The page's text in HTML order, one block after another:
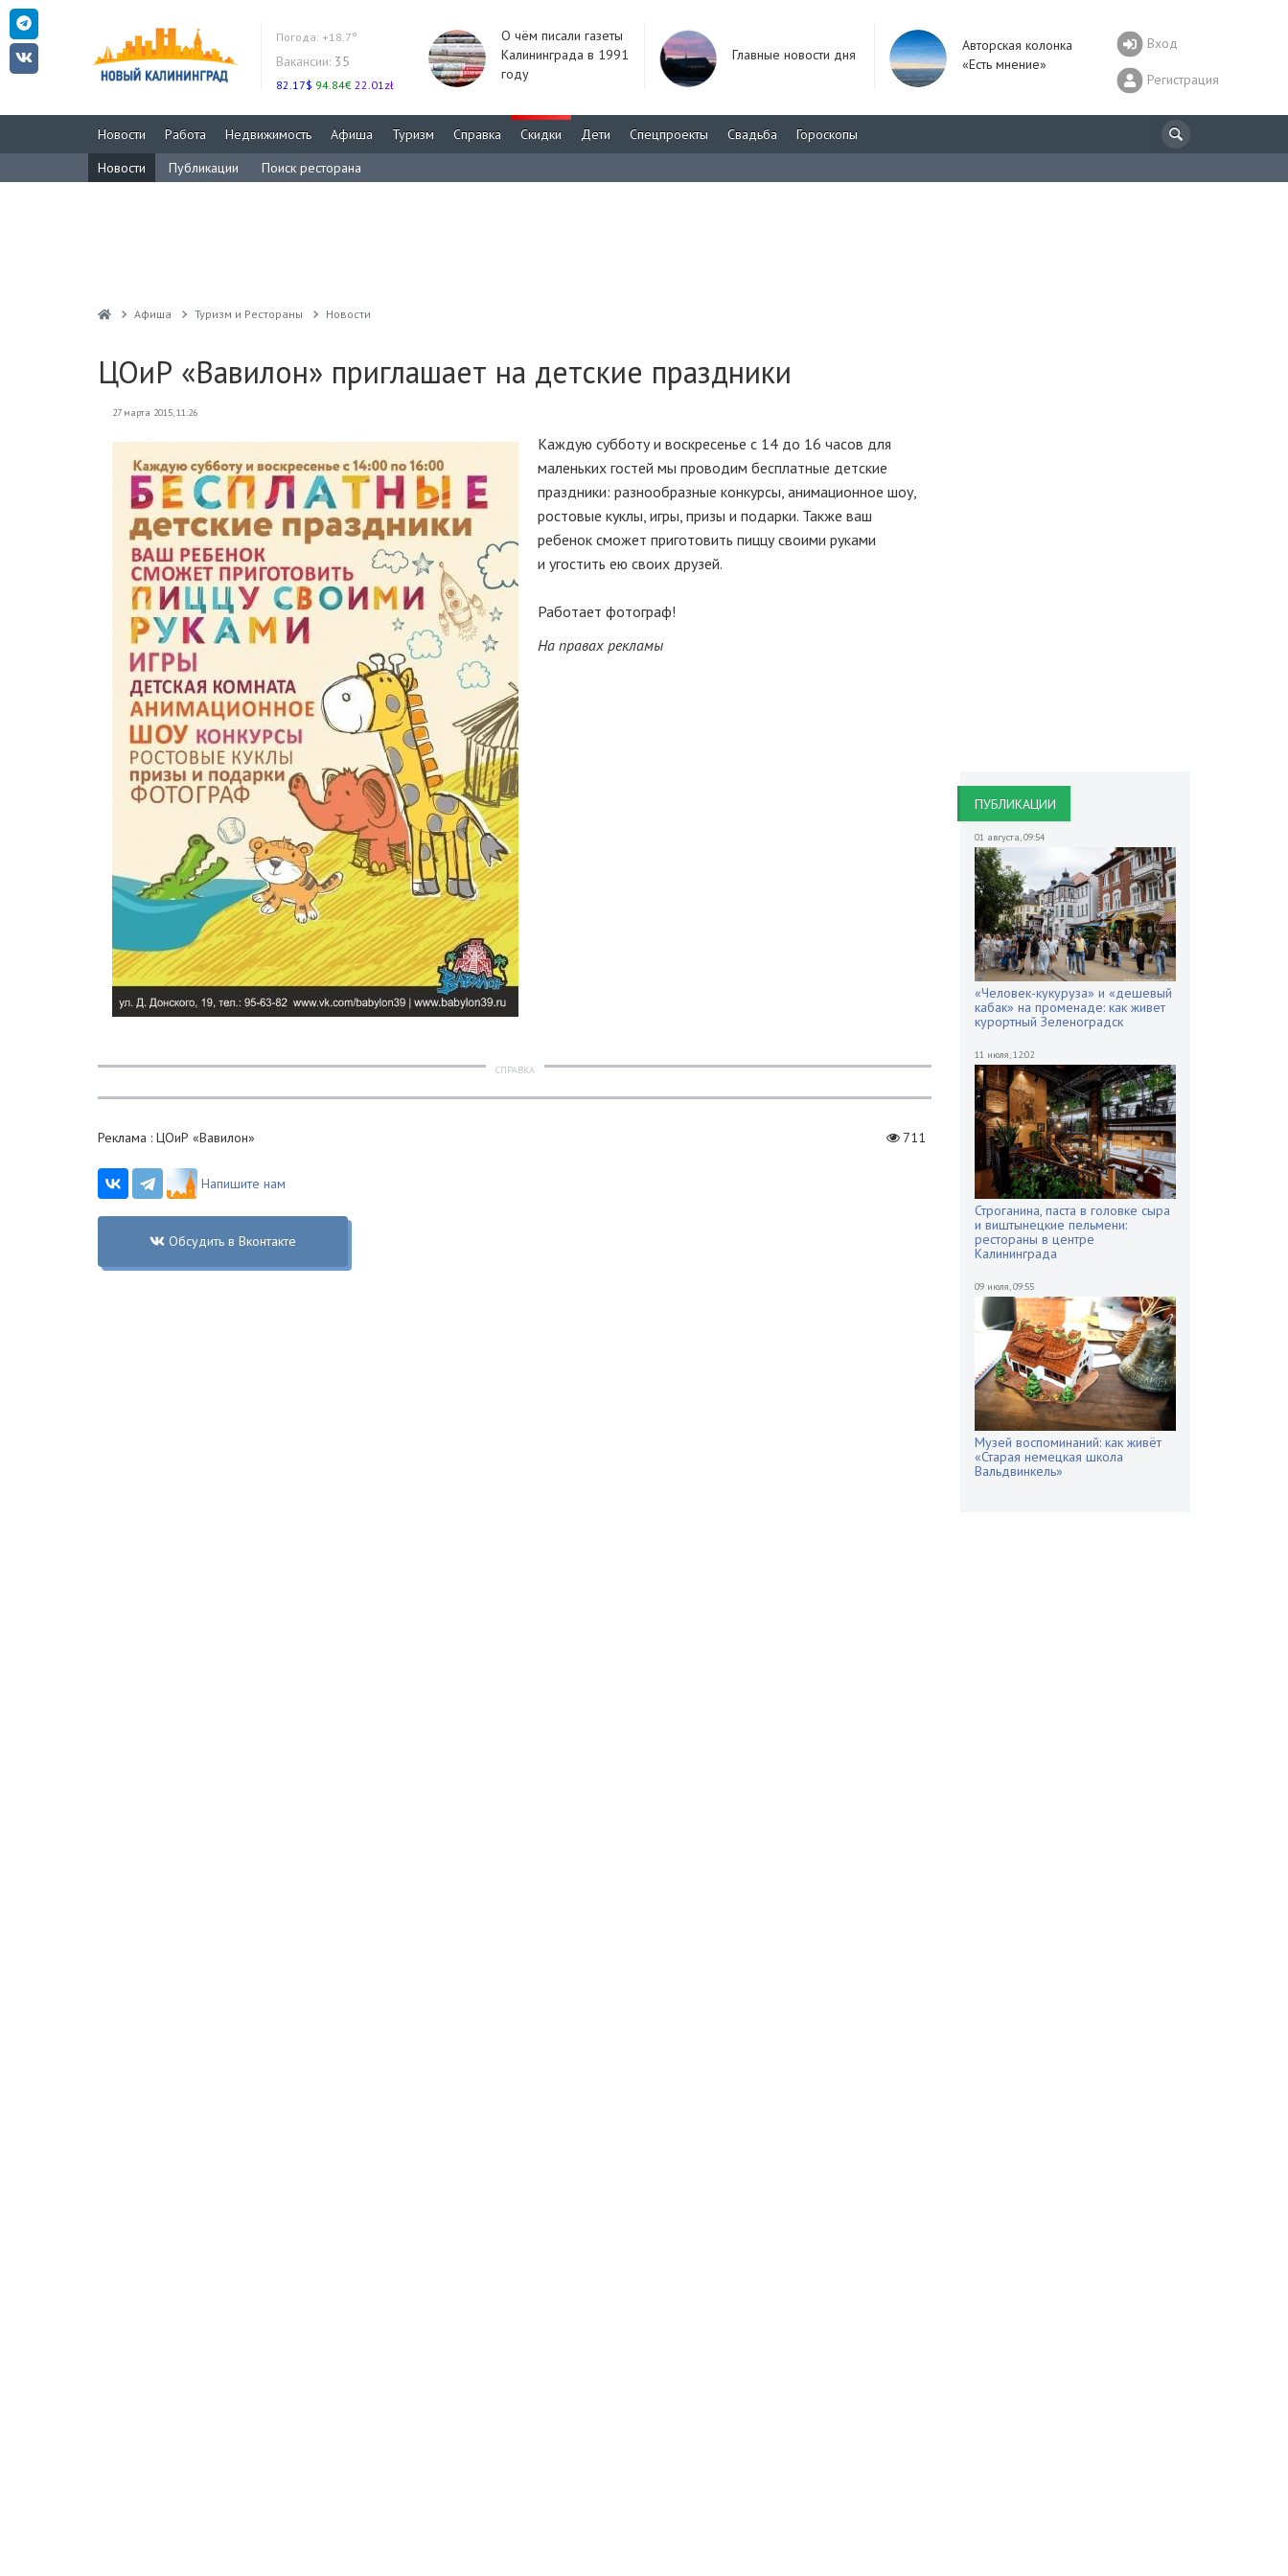
Погода: +18.7°
Вакансии: 35
82.17$ 94.84€ 22.01zł
О чём писали газеты
Калининграда в 1991
году
Главные новости дня
Авторская колонка
«Есть мнение»
Вход
Регистрация
Новости Работа Недвижимость Афиша Туризм Справка Скидки Дети Спецпроекты Свадьба
Гороскопы
Новости
Публикации Поиск ресторана
Афиша Туризм и Рестораны Новости
ЦОиР «Вавилон» приглашает на детские праздники
27 марта 2015, 11:26
Каждую субботу и воскресенье с 14 до 16 часов для
маленьких гостей мы проводим бесплатные детские
праздники: разнообразные конкурсы, анимационное шоу,
ростовые куклы, игры, призы и подарки. Также ваш
ребенок сможет приготовить пиццу своими руками
и угостить ею своих друзей.
Работает фотограф!
На правах рекламы
СПРАВКА
711
Реклама : ЦОиР «Вавилон»
Напишите нам
Обсудить в Вконтакте
ПУБЛИКАЦИИ
01 августа,09:54
«Человек-кукуруза» и «дешевый
кабак» на променаде: как живет
курортный Зеленоградск
11 июля,12:02
Строганина, паста в головке сыра
и виштынецкие пельмени:
рестораны в центре
Калининграда
09 июля,09:55
Музей воспоминаний: как живёт
«Старая немецкая школа
Вальдвинкель»